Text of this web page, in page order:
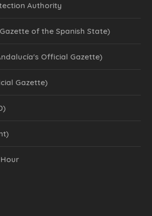
Authority
of the Spanish State)
Official Gazette)
Gazette)